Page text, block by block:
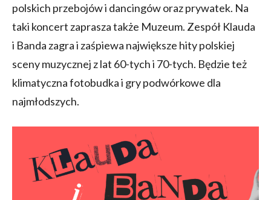
polskich przebojów i dancingów oraz prywatek. Na
taki koncert zaprasza także Muzeum. Zespół Klauda
i Banda zagra i zaśpiewa największe hity polskiej
sceny muzycznej z lat 60-tych i 70-tych. Będzie też
klimatyczna fotobudka i gry podwórkowe dla
najmłodszych.